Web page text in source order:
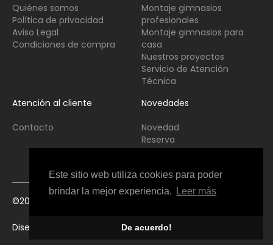
Este sitio web utiliza cookies para poder
brindar la mejor experiencia.
Leer más
De acuerdo!
Quiénes somos
Política de privacidad
Aviso Legal
Condiciones de compra
Montaje gimnasios
profesionales
Montaje gimnasios para
casa
Nuestros proyectos
Servicio de Atención
Técnica
Atención al cliente
Contacto
Novedades
Novedad
Reserva
Usado
©2021 Copyright Fitness Interior All Rights Reserved
Diseño web Perosio